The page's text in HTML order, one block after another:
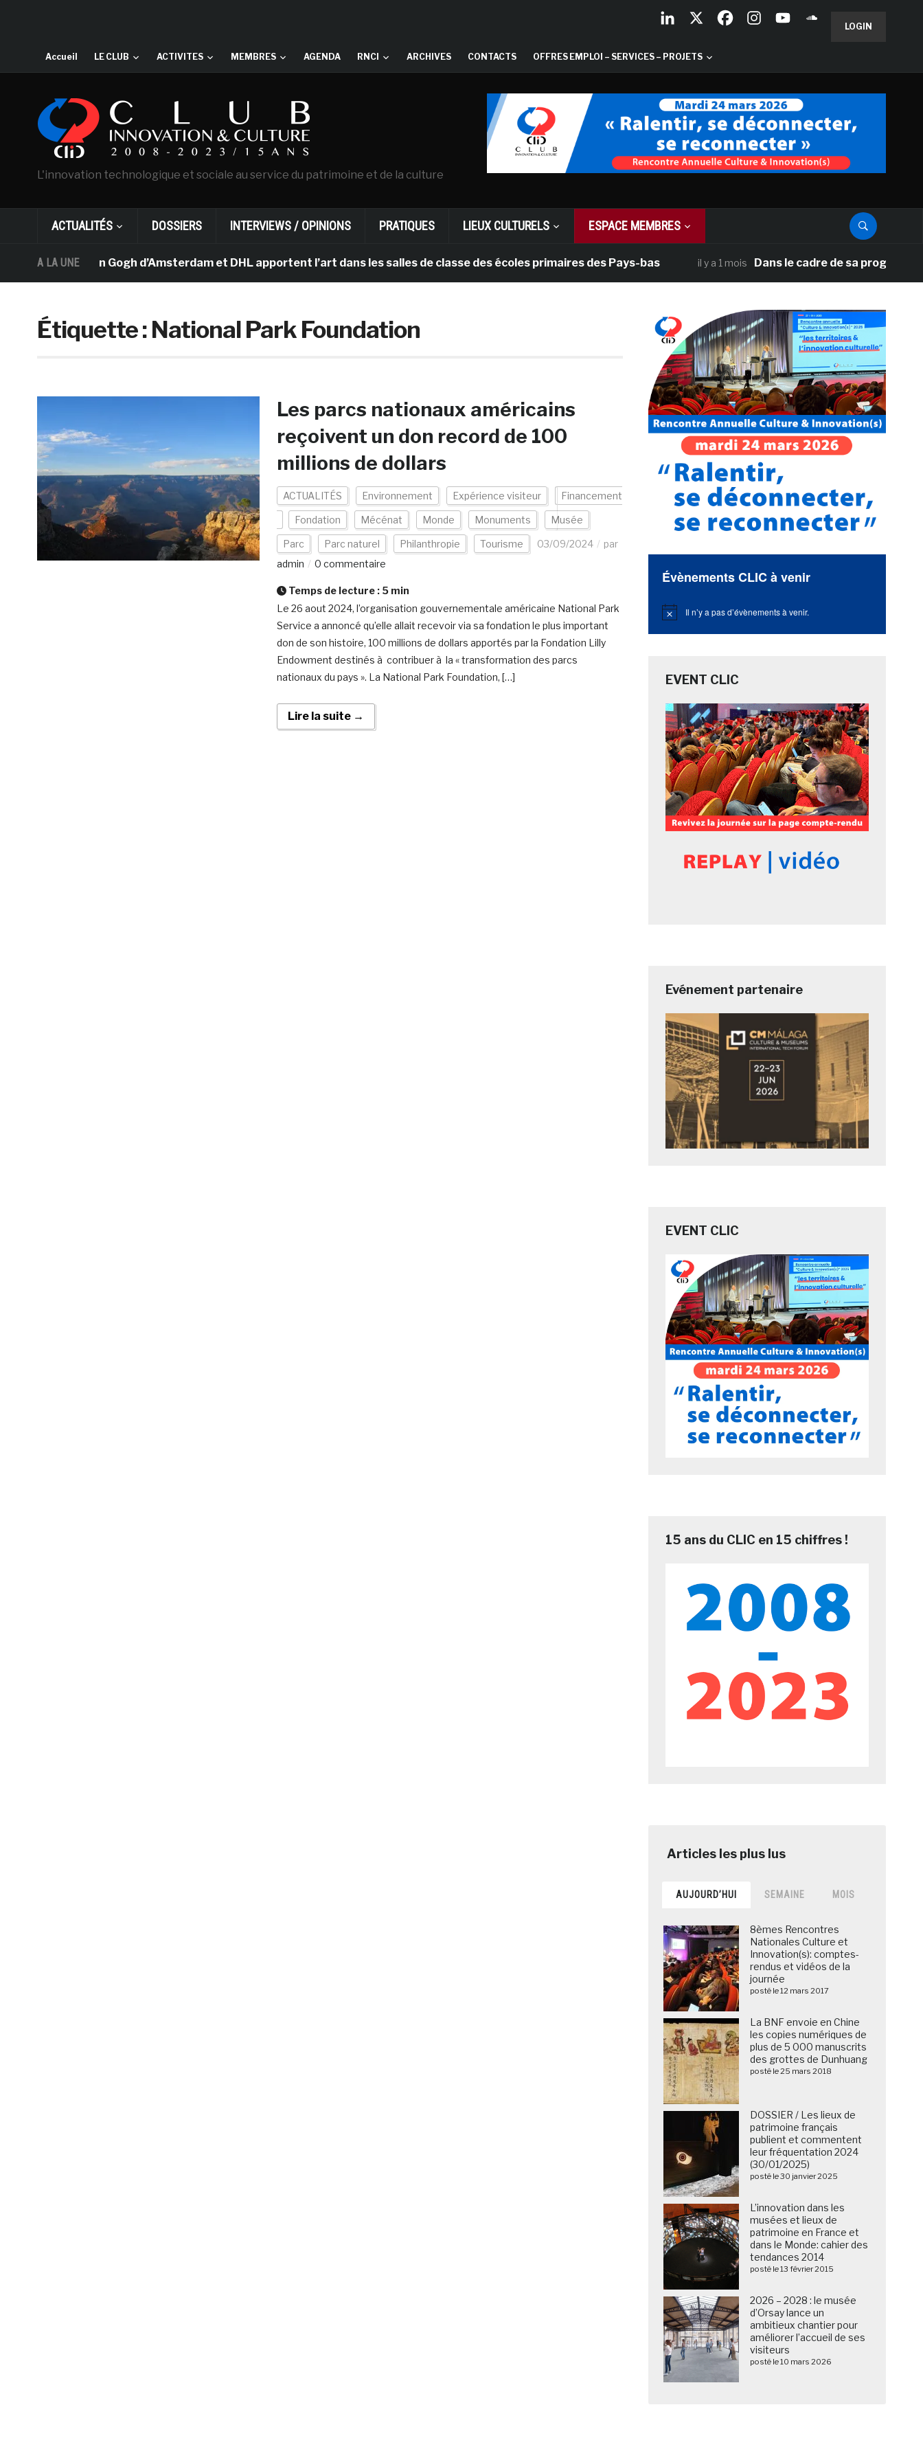
LOGIN
Accueil LE CLUB ACTIVITES MEMBRES AGENDA RNCI ARCHIVES CONTACTS OFFRES EMPLOI – SERVICES – PROJETS
L'innovation technologique et sociale au service du patrimoine et de la culture
ACTUALITÉS DOSSIERS INTERVIEWS / OPINIONS PRATIQUES LIEUX CULTURELS ESPACE MEMBRES
A LA UNE
musée Van Gogh d’Amsterdam et DHL apportent l’art dans les salles de classe des écoles primaires des Pays-bas il y a 1 mois Dans le cadre de sa
Étiquette :National Park Foundation
Les parcs nationaux américains
reçoivent un don record de 100
millions de dollars
ACTUALITÉS Environnement Expérience visiteur Financement
Fondation Mécénat Monde Monuments Musée
Parc Parc naturel Philanthropie Tourisme 03/09/2024
par
admin
0 commentaire
Temps de lecture : 5 min
Le 26 aout 2024, l’organisation gouvernementale américaine National Park
Service a annoncé qu’elle allait recevoir via sa fondation le plus important
don de son histoire, 100 millions de dollars apportés par la Fondation Lilly
Endowment destinés à contribuer à la « transformation des parcs
nationaux du pays ». La National Park Foundation, […]
Lire la suite →
Évènements CLIC à venir
Notice Il n’y a pas d’évènements à venir.
EVENT CLIC
Evénement partenaire
EVENT CLIC
15 ans du CLIC en 15 chiffres !
AUJOURD’HUI SEMAINE MOIS
8èmes Rencontres
Nationales Culture et
Innovation(s): comptes-
rendus et vidéos de la
journée
posté le 12 mars 2017
La BNF envoie en Chine
les copies numériques de
plus de 5 000 manuscrits
des grottes de Dunhuang
posté le 25 mars 2018
DOSSIER / Les lieux de
patrimoine français
publient et commentent
leur fréquentation 2024
(30/01/2025)
posté le 30 janvier 2025
L’innovation dans les
musées et lieux de
patrimoine en France et
dans le Monde: cahier des
tendances 2014
posté le 13 février 2015
2026 – 2028 : le musée
d’Orsay lance un
ambitieux chantier pour
améliorer l’accueil de ses
visiteurs
posté le 10 mars 2026